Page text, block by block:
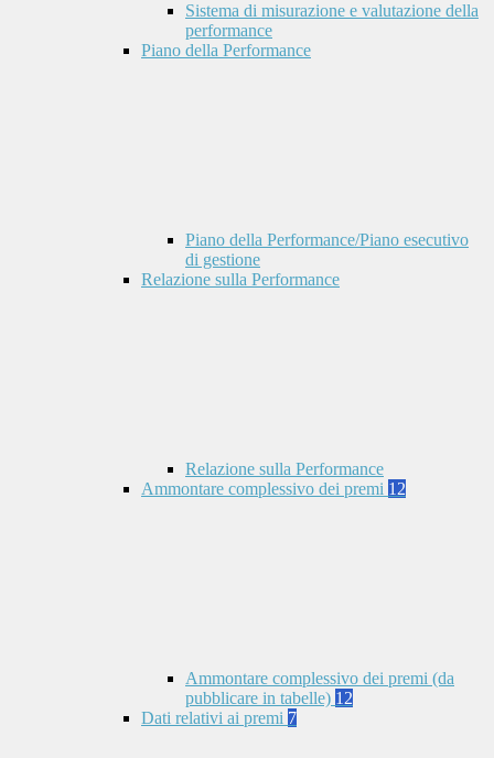
Sistema di misurazione e valutazione della
performance
Piano della Performance
Piano della Performance/Piano esecutivo
di gestione
Relazione sulla Performance
Relazione sulla Performance
Ammontare complessivo dei premi 12
Ammontare complessivo dei premi (da
pubblicare in tabelle) 12
Dati relativi ai premi 7